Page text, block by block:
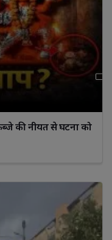
की नीयत से घटना को